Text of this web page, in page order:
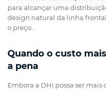
para alcançar uma
design natural da linha
o preço.
Quando o custo
a pena
Embora a DHI possa ser mais